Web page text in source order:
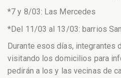
*7 y 8/03: Las Mercedes
*Del 11/03 al 13/03: barrios
Durante esos días, integrantes
visitando los domicilios para
pedirán a los y las vecinas de